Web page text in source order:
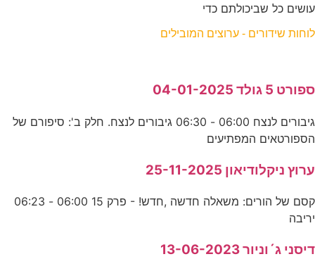
עושים כל שביכולתם כדי
לוחות שידורים - ערוצים המובילים
ספורט 5 גולד 04-01-2025
גיבורים לנצח 06:00 - 06:30 גיבורים לנצח. חלק ב': סיפורם של
הספורטאים המפתיעים
ערוץ ניקלודיאון 25-11-2025
קסם של הורים: משאלה חדשה ,חדש! - פרק 15 06:00 - 06:23
יריבה
דיסני ג´וניור 13-06-2023